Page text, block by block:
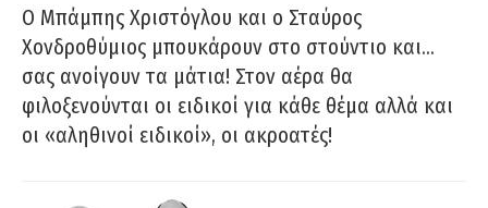
O Μπάμπης Χριστόγλου και ο Σταύρος
Χονδροθύμιος μπουκάρουν στο στούντιο και…
σας ανοίγουν τα μάτια! Στον αέρα θα
φιλοξενούνται οι ειδικοί για κάθε θέμα αλλά και
οι «αληθινοί ειδικοί», οι ακροατές!